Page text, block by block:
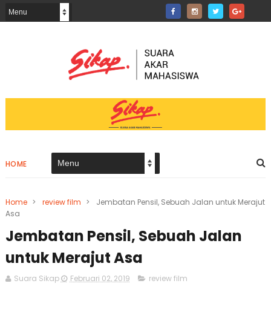
HOME
Home > review film >
Jembatan Pensil, Sebuah Jalan untuk Merajut
Asa
Jembatan Pensil, Sebuah Jalan
untuk Merajut Asa
Suara Sikap Februari 02, 2019 review film